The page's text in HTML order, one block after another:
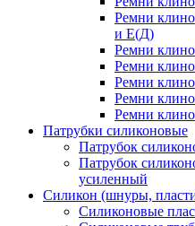
Ремни
и Е(Д)
Ремни
Ремни
Ремни
Ремни
Ремни
Патрубки силиконовые
Патрубок
Патрубок
усиленный
Силикон (шнуры,
Силиконовые